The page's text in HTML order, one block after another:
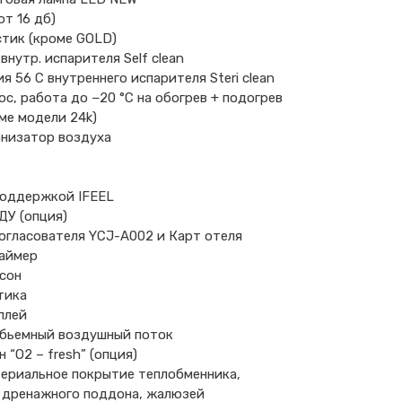
16 дб)
(кроме GOLD)
испарителя Self clean
56 С внутреннего испарителя Steri clean
работа до −20 °С на обогрев + подогрев
модели 24k)
воздуха
IFEEL
(опция)
YCJ-A002 и Карт отеля
воздушный поток
“О2 – fresh” (опция)
покрытие теплобменника,
дренажного поддона, жалюзей